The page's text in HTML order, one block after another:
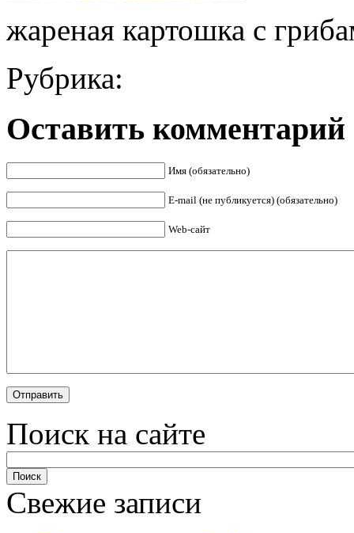
жареная картошка с
Рубрика:
Оставить комментарий
Имя (обязательно)
E-mail (не публикуется) (обязательно)
Web-сайт
Поиск на сайте
Свежие записи